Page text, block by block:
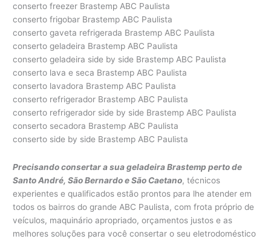
conserto freezer Brastemp ABC Paulista
conserto frigobar Brastemp ABC Paulista
conserto gaveta refrigerada Brastemp ABC Paulista
conserto geladeira Brastemp ABC Paulista
conserto geladeira side by side Brastemp ABC Paulista
conserto lava e seca Brastemp ABC Paulista
conserto lavadora Brastemp ABC Paulista
conserto refrigerador Brastemp ABC Paulista
conserto refrigerador side by side Brastemp ABC Paulista
conserto secadora Brastemp ABC Paulista
conserto side by side Brastemp ABC Paulista
Precisando consertar a sua geladeira Brastemp perto de
Santo André, São Bernardo e São Caetano, técnicos
experientes e qualificados estão prontos para lhe atender em
todos os bairros do grande ABC Paulista, com frota próprio de
veículos, maquinário apropriado, orçamentos justos e as
melhores soluções para você consertar o seu eletrodoméstico